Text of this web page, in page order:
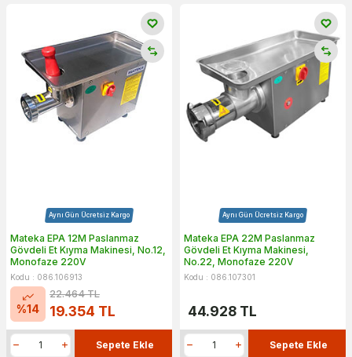
Aynı Gün Ücretsiz Kargo
Mateka EPA 12M Paslanmaz
Gövdeli Et Kıyma Makinesi, No.12,
Monofaze 220V
Kodu : 086.106913
%14
22.464TL
19.354 TL
Sepete Ekle
Aynı Gün Ücretsiz Kargo
Mateka EPA 22M Paslanmaz
Gövdeli Et Kıyma Makinesi,
No.22, Monofaze 220V
Kodu : 086.107301
44.928 TL
Sepete Ekle